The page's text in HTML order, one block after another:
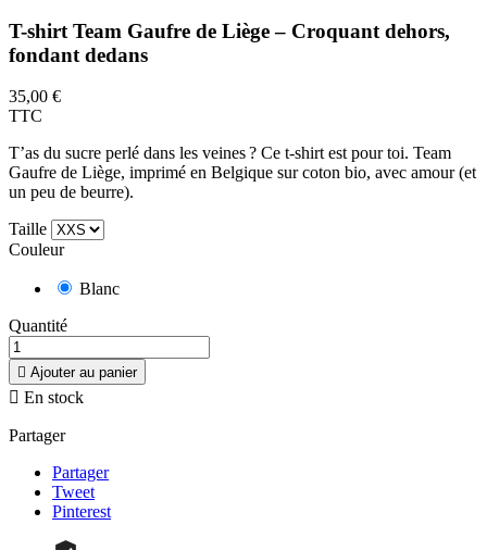
T-shirt Team Gaufre de Liège – Croquant dehors,
fondant dedans
35,00 €
TTC
T’as du sucre perlé dans les veines ? Ce t-shirt est pour toi. Team
Gaufre de Liège, imprimé en Belgique sur coton bio, avec amour (et
un peu de beurre).
Taille
Couleur
Blanc
Quantité
 Ajouter au panier
 En stock
Partager
Partager
Tweet
Pinterest